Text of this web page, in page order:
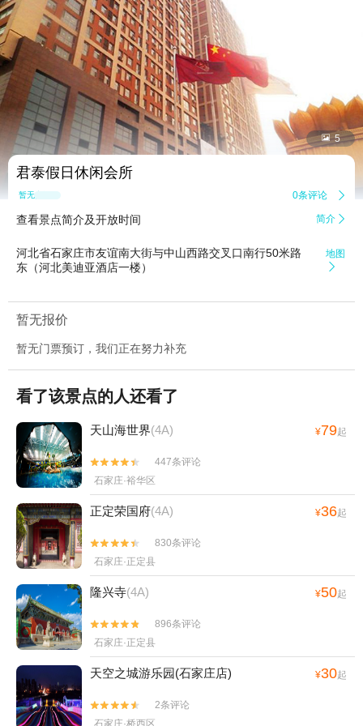
 5
君泰假日休闲会所
暂无点评 0条评论 
查看景点简介及开放时间 简介 
河北省石家庄市友谊南大街与中山西路交叉口南行50米路
东（河北美迪亚酒店一楼）
地图

暂无报价
暂无门票预订，我们正在努力补充
看了该景点的人还看了
天山海世界(4A) ¥79起


447条评论
石家庄·裕华区
正定荣国府(4A) ¥36起


830条评论
石家庄·正定县
隆兴寺(4A) ¥50起


896条评论
石家庄·正定县
天空之城游乐园(石家庄店) ¥30起


2条评论
